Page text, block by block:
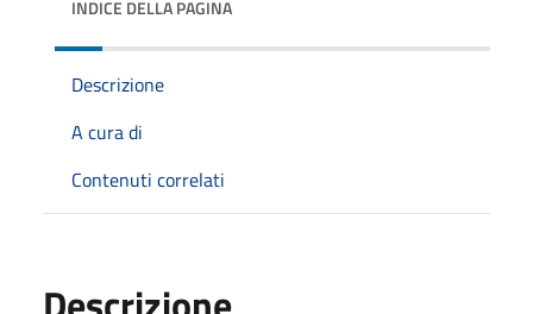
INDICE DELLA PAGINA
Descrizione
A cura di
Contenuti correlati